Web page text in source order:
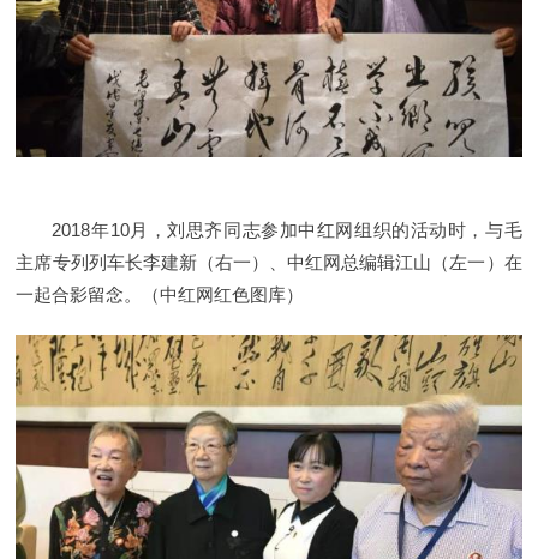
2018年10月，刘思齐同志参加中红网组织的活动时，与毛
主席专列列车长李建新（右一）、中红网总编辑江山（左一）在
一起合影留念。（中红网红色图库）